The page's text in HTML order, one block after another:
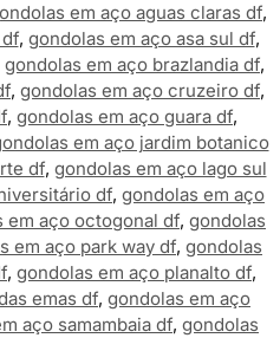
em aço aguas claras df,
, gondolas em aço asa sul df,
gondolas em aço brazlandia df,
, gondolas em aço cruzeiro df,
, gondolas em aço guara df,
em aço jardim botanico
df, gondolas em aço lago sul
df, gondolas em aço
em aço octogonal df, gondolas
em aço park way df, gondolas
, gondolas em aço planalto df,
emas df, gondolas em aço
aço samambaia df, gondolas